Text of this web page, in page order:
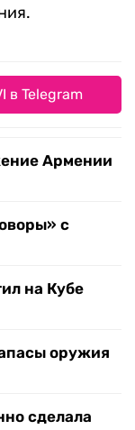
в Telegram
Армении
с
на Кубе
оружия
сделала